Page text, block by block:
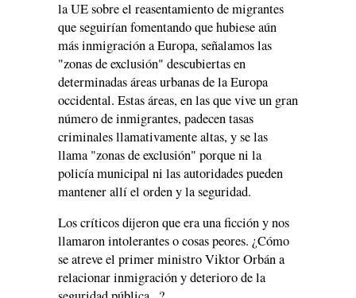
la UE sobre el reasentamiento de migrantes
que seguirían fomentando que hubiese aún
más inmigración a Europa, señalamos las
"zonas de exclusión" descubiertas en
determinadas áreas urbanas de la Europa
occidental. Estas áreas, en las que vive un gran
número de inmigrantes, padecen tasas
criminales llamativamente altas, y se las
llama "zonas de exclusión" porque ni la
policía municipal ni las autoridades pueden
mantener allí el orden y la seguridad.
Los críticos dijeron que era una ficción y nos
llamaron intolerantes o cosas peores. ¿Cómo
se atreve el primer ministro Viktor Orbán a
relacionar inmigración y deterioro de la